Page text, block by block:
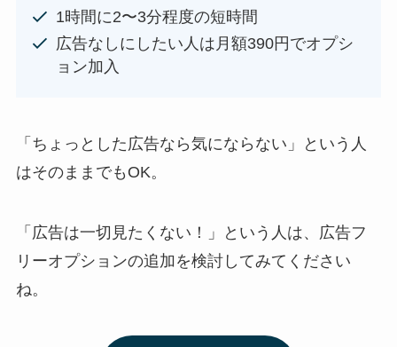
1時間に2〜3分程度の短時間
広告なしにしたい人は月額390円でオプシ
ョン加入
「ちょっとした広告なら気にならない」という人
はそのままでもOK。
「広告は一切見たくない！」という人は、広告フ
リーオプションの追加を検討してみてください
ね。